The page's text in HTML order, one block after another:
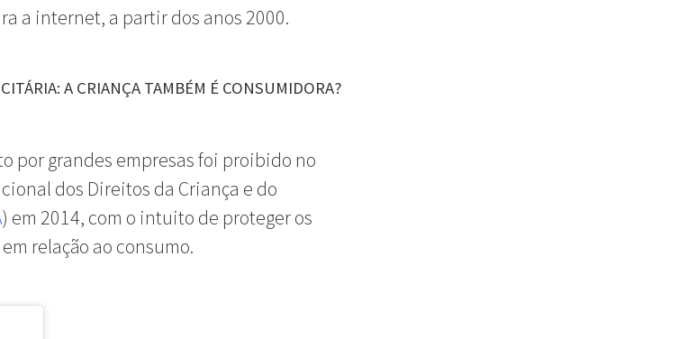
a internet, a partir dos anos 2000.
A CRIANÇA TAMBÉM É CONSUMIDORA?
por grandes empresas foi proibido no
dos Direitos da Criança e do
) em 2014, com o intuito de proteger os
relação ao consumo.